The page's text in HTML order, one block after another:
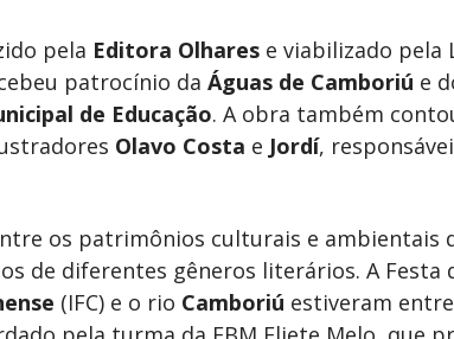
pela Editora Olhares e viabilizado pela
patrocínio da Águas de Camboriú e
de Educação. A obra também
Olavo Costa e Jordí,
os patrimônios culturais e ambientais
de diferentes gêneros literários. A Festa
(IFC) e o rio Camboriú estiveram